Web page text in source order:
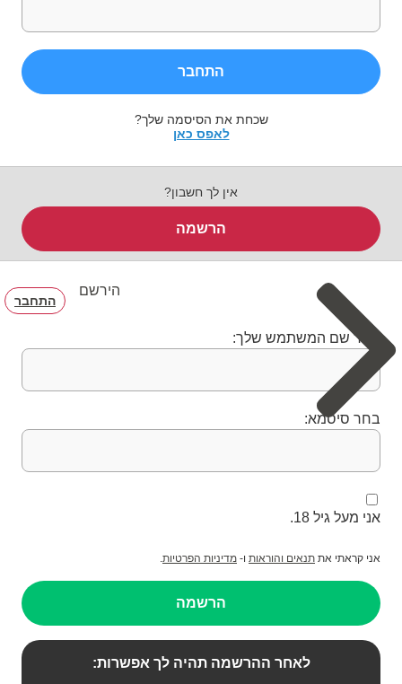
התחבר
שכחת את הסיסמה שלך?
לאפס כאן
אין לך חשבון?
הרשמה
הירשם
התחבר
בחר שם המשתמש שלך:
בחר סיסמא:
אני מעל גיל 18.
אני קראתי את תנאים והוראות ו- מדיניות הפרטיות.
הרשמה
לאחר ההרשמה תהיה לך אפשרות: